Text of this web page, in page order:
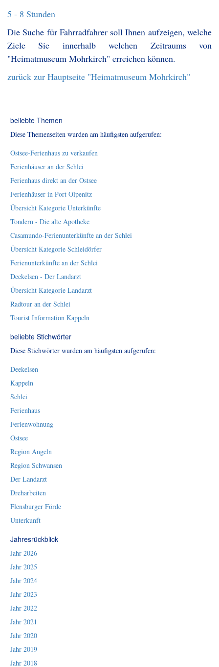
5 - 8 Stunden
Die Suche für Fahrradfahrer soll Ihnen aufzeigen, welche
Ziele Sie innerhalb welchen Zeitraums von
"Heimatmuseum Mohrkirch" erreichen können.
zurück zur Hauptseite "Heimatmuseum Mohrkirch"
beliebte Themen
Diese Themenseiten wurden am häufigsten aufgerufen:
Ostsee-Ferienhaus zu verkaufen
Ferienhäuser an der Schlei
Ferienhaus direkt an der Ostsee
Ferienhäuser in Port Olpenitz
Übersicht Kategorie Unterkünfte
Tondern - Die alte Apotheke
Casamundo-Ferienunterkünfte an der Schlei
Übersicht Kategorie Schleidörfer
Ferienunterkünfte an der Schlei
Deekelsen - Der Landarzt
Übersicht Kategorie Landarzt
Radtour an der Schlei
Tourist Information Kappeln
beliebte Stichwörter
Diese Stichwörter wurden am häufigsten aufgerufen:
Deekelsen
Kappeln
Schlei
Ferienhaus
Ferienwohnung
Ostsee
Region Angeln
Region Schwansen
Der Landarzt
Dreharbeiten
Flensburger Förde
Unterkunft
Jahresrückblick
Jahr 2026
Jahr 2025
Jahr 2024
Jahr 2023
Jahr 2022
Jahr 2021
Jahr 2020
Jahr 2019
Jahr 2018